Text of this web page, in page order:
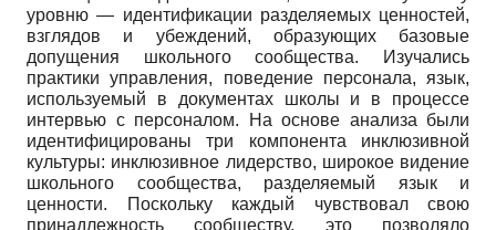
уровню — идентификации разделяемых ценностей,
взглядов и убеждений, образующих базовые
допущения школьного сообщества. Изучались
практики управления, поведение персонала, язык,
используемый в документах школы и в процессе
интервью с персоналом. На основе анализа были
идентифицированы три компонента инклюзивной
культуры: инклюзивное лидерство, широкое видение
школьного сообщества, разделяемый язык и
ценности. Поскольку каждый чувствовал свою
принадлежность сообществу, это позволяло